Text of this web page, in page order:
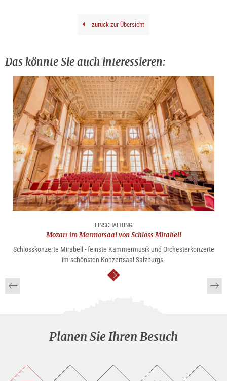
zurück zur Übersicht
Das könnte Sie auch interessieren:
EINSCHALTUNG
Mozart im Marmorsaal von Schloss Mirabell
Schlosskonzerte Mirabell - feinste Kammermusik und Orchesterkonzerte
im schönsten Konzertsaal Salzburgs.
weiter
Planen Sie Ihren Besuch